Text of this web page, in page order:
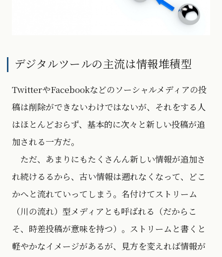
デジタルツールの主流は情報堆積型
TwitterやFacebookなどのソーシャルメディアの投
稿は削除ができないわけではないが、それをする人
はほとんどおらず、基本的に次々と新しい投稿が追
加される一方だ。
ただ、あまりにもたくさんん新しい情報が追加さ
れ続けるるから、古い情報は遡れなくなって、どこ
かへと流れていってしまう。名付けてストリーム
（川の流れ）型メディアとも呼ばれる（だからこ
そ、時差投稿が意味を持つ）。ストリームと書くと
軽やかなイメージがあるが、見方を変えれば情報が